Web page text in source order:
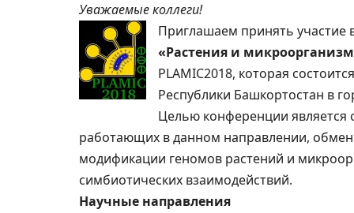
Уважаемые коллеги!
Приглашаем принять
«Растения и
PLAMIC2018, которая
Республики Башкортостан в
Целью конференции
работающих в данном направлении,
модификации геномов растений и
симбиотических взаимодействий.
Научные направления